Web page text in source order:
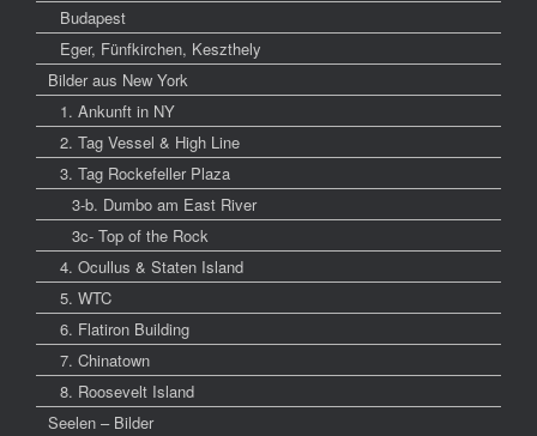
Budapest
Eger, Fünfkirchen, Keszthely
Bilder aus New York
1. Ankunft in NY
2. Tag Vessel & High Line
3. Tag Rockefeller Plaza
3-b. Dumbo am East River
3c- Top of the Rock
4. Ocullus & Staten Island
5. WTC
6. Flatiron Building
7. Chinatown
8. Roosevelt Island
Seelen – Bilder